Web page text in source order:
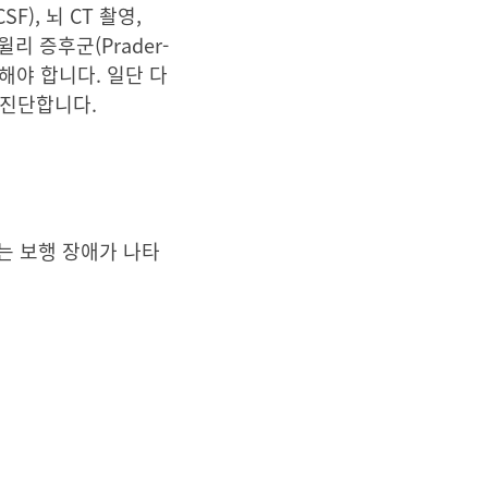
뇌 CT 촬영,
리 증후군(Prader-
야 합니다. 일단 다
단합니다.
보행 장애가 나타